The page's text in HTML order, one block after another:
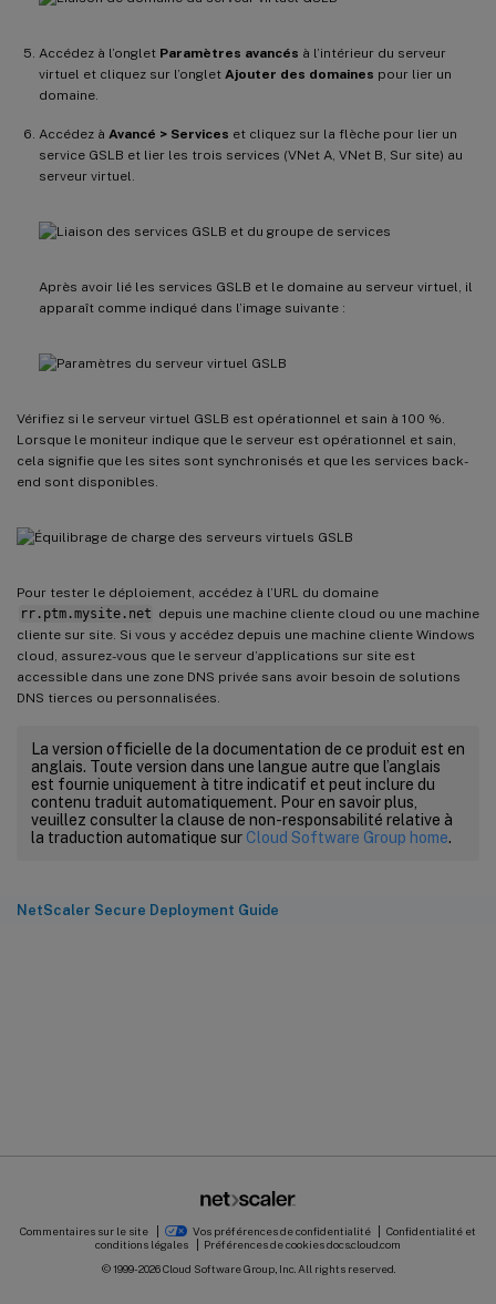
Accédez à l’onglet Paramètres avancés à l’intérieur du serveur
virtuel et cliquez sur l’onglet Ajouter des domaines pour lier un
domaine.
Accédez à Avancé > Services et cliquez sur la flèche pour lier un
service GSLB et lier les trois services (VNet A, VNet B, Sur site) au
serveur virtuel.
Après avoir lié les services GSLB et le domaine au serveur virtuel, il
apparaît comme indiqué dans l’image suivante :
Vérifiez si le serveur virtuel GSLB est opérationnel et sain à 100 %.
Lorsque le moniteur indique que le serveur est opérationnel et sain,
cela signifie que les sites sont synchronisés et que les services back-
end sont disponibles.
Pour tester le déploiement, accédez à l’URL du domaine
rr.ptm.mysite.net depuis une machine cliente cloud ou une machine
cliente sur site. Si vous y accédez depuis une machine cliente Windows
cloud, assurez-vous que le serveur d’applications sur site est
accessible dans une zone DNS privée sans avoir besoin de solutions
DNS tierces ou personnalisées.
La version officielle de la documentation de ce produit est en
anglais. Toute version dans une langue autre que l’anglais
est fournie uniquement à titre indicatif et peut inclure du
contenu traduit automatiquement. Pour en savoir plus,
veuillez consulter la clause de non-responsabilité relative à
la traduction automatique sur Cloud Software Group home.
NetScaler Secure Deployment Guide
Commentaires sur le site Vos préférences de confidentialité
Confidentialité et
conditions légales
Préférences de cookiesdocs.cloud.com
© 1999-2026Cloud Software Group, Inc. All rights reserved.